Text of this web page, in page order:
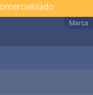
Marca